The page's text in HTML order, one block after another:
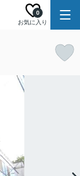
お気に入り
0